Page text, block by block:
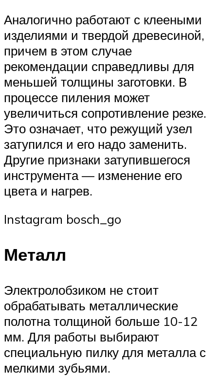
Аналогично работают с клееными
изделиями и твердой древесиной,
причем в этом случае
рекомендации справедливы для
меньшей толщины заготовки. В
процессе пиления может
увеличиться сопротивление резке.
Это означает, что режущий узел
затупился и его надо заменить.
Другие признаки затупившегося
инструмента — изменение его
цвета и нагрев.
Instagram bosch_go
Металл
Электролобзиком не стоит
обрабатывать металлические
полотна толщиной больше 10-12
мм. Для работы выбирают
специальную пилку для металла с
мелкими зубьями.